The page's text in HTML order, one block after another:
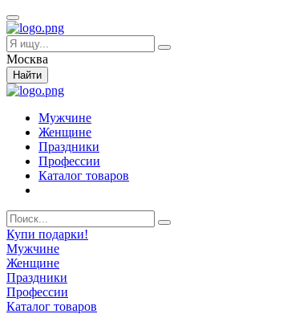
Москва
Найти
Мужчине
Женщине
Праздники
Профессии
Каталог товаров
Купи подарки!
Мужчине
Женщине
Праздники
Профессии
Каталог товаров